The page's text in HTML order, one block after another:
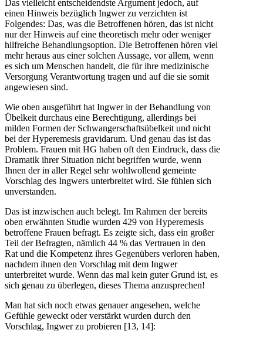
Das vielleicht entscheidendste Argument jedoch, auf
einen Hinweis bezüglich Ingwer zu verzichten ist
Folgendes: Das, was die Betroffenen hören, das ist nicht
nur der Hinweis auf eine theoretisch mehr oder weniger
hilfreiche Behandlungsoption. Die Betroffenen hören viel
mehr heraus aus einer solchen Aussage, vor allem, wenn
es sich um Menschen handelt, die für ihre medizinische
Versorgung Verantwortung tragen und auf die sie somit
angewiesen sind.
Wie oben ausgeführt hat Ingwer in der Behandlung von
Übelkeit durchaus eine Berechtigung, allerdings bei
milden Formen der Schwangerschaftsübelkeit und nicht
bei der Hyperemesis gravidarum. Und genau das ist das
Problem. Frauen mit HG haben oft den Eindruck, dass die
Dramatik ihrer Situation nicht begriffen wurde, wenn
Ihnen der in aller Regel sehr wohlwollend gemeinte
Vorschlag des Ingwers unterbreitet wird. Sie fühlen sich
unverstanden.
Das ist inzwischen auch belegt. Im Rahmen der bereits
oben erwähnten Studie wurden 429 von Hyperemesis
betroffene Frauen befragt. Es zeigte sich, dass ein großer
Teil der Befragten, nämlich 44 % das Vertrauen in den
Rat und die Kompetenz ihres Gegenübers verloren haben,
nachdem ihnen den Vorschlag mit dem Ingwer
unterbreitet wurde. Wenn das mal kein guter Grund ist, es
sich genau zu überlegen, dieses Thema anzusprechen!
Man hat sich noch etwas genauer angesehen, welche
Gefühle geweckt oder verstärkt wurden durch den
Vorschlag, Ingwer zu probieren [13, 14]: